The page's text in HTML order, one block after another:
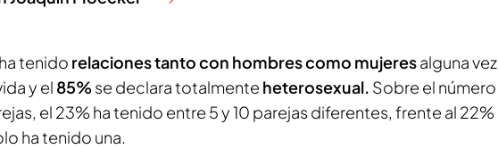
ha tenido relaciones tanto con hombres como mujeresalguna vez
y el 85%se declara totalmente heterosexual. Sobre el número
el 23% ha tenido entre 5 y 10 parejas diferentes, frente al 22%
ha tenido una.